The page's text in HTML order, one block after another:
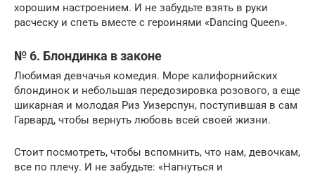
хорошим настроением. И не забудьте взять в руки
расческу и спеть вместе с героинями «Dancing Queen».
№ 6. Блондинка в законе
Любимая девчачья комедия. Море калифорнийских
блондинок и небольшая передозировка розового, а еще
шикарная и молодая Риз Уизерспун, поступившая в сам
Гарвард, чтобы вернуть любовь всей своей жизни.
Стоит посмотреть, чтобы вспомнить, что нам, девочкам,
все по плечу. И не забудьте: «Нагнуться и